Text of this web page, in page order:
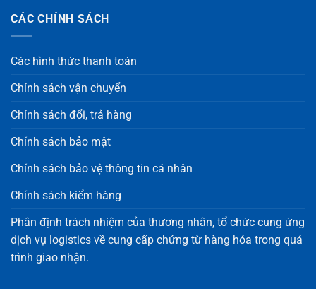
CÁC CHÍNH SÁCH
Các hình thức thanh toán
Chính sách vận chuyển
Chính sách đổi, trả hàng
Chính sách bảo mật
Chính sách bảo vệ thông tin cá nhân
Chính sách kiểm hàng
Phân định trách nhiệm của thương nhân, tổ chức cung ứng
dịch vụ logistics về cung cấp chứng từ hàng hóa trong quá
trình giao nhận.